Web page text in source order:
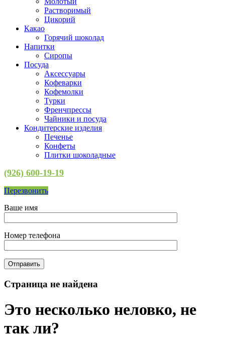
Растворимый
Цикорий
Какао
Горячий шоколад
Напитки
Сиропы
Посуда
Аксессуары
Кофеварки
Кофемолки
Турки
Френчпрессы
Чайники и посуда
Кондитерские изделия
Печенье
Конфеты
Плитки шоколадные
(926) 600-19-19
Перезвонить
Ваше имя
Номер телефона
Страница не найдена
Это несколько неловко, не
так ли?